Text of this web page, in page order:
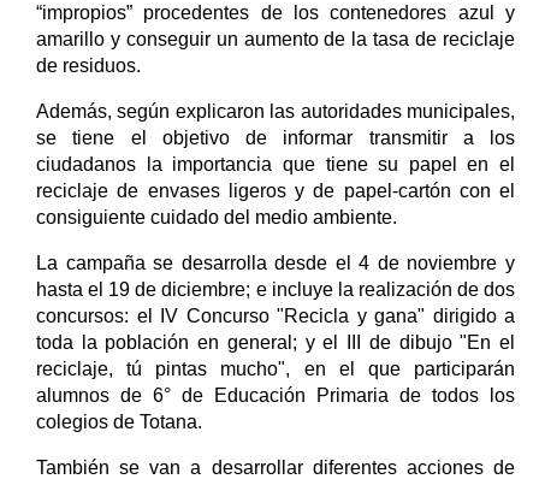
“impropios” procedentes de los contenedores azul y
amarillo y conseguir un aumento de la tasa de reciclaje
de residuos.
Además, según explicaron las autoridades municipales,
se tiene el objetivo de informar transmitir a los
ciudadanos la importancia que tiene su papel en el
reciclaje de envases ligeros y de papel-cartón con el
consiguiente cuidado del medio ambiente.
La campaña se desarrolla desde el 4 de noviembre y
hasta el 19 de diciembre; e incluye la realización de dos
concursos: el IV Concurso "Recicla y gana" dirigido a
toda la población en general; y el III de dibujo "En el
reciclaje, tú pintas mucho", en el que participarán
alumnos de 6° de Educación Primaria de todos los
colegios de Totana.
También se van a desarrollar diferentes acciones de